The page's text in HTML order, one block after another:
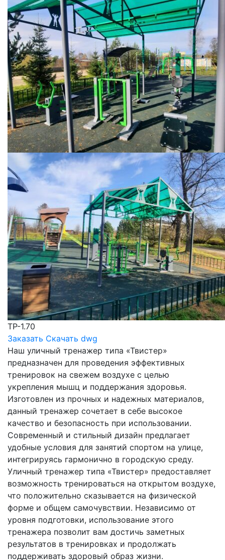
ТР-1.70
Заказать Скачать dwg
Наш уличный тренажер типа «Твистер»
предназначен для проведения эффективных
тренировок на свежем воздухе с целью
укрепления мышц и поддержания здоровья.
Изготовлен из прочных и надежных материалов,
данный тренажер сочетает в себе высокое
качество и безопасность при использовании.
Современный и стильный дизайн предлагает
удобные условия для занятий спортом на улице,
интегрируясь гармонично в городскую среду.
Уличный тренажер типа «Твистер» предоставляет
возможность тренироваться на открытом воздухе,
что положительно сказывается на физической
форме и общем самочувствии. Независимо от
уровня подготовки, использование этого
тренажера позволит вам достичь заметных
результатов в тренировках и продолжать
поддерживать здоровый образ жизни.